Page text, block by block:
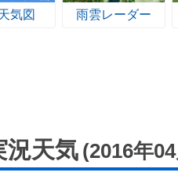
気図 雨雲レーダー
況天気 (2016年